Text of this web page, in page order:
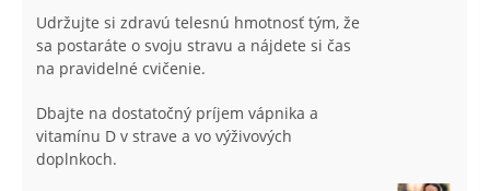
Udržujte si zdravú telesnú hmotnosť tým, že
sa postaráte o svoju stravu a nájdete si čas
na pravidelné cvičenie.
Dbajte na dostatočný príjem vápnika a
vitamínu D v strave a vo výživových
doplnkoch.